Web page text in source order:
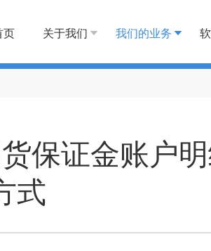
页 关于我们 我们的业务
保证金账户
式